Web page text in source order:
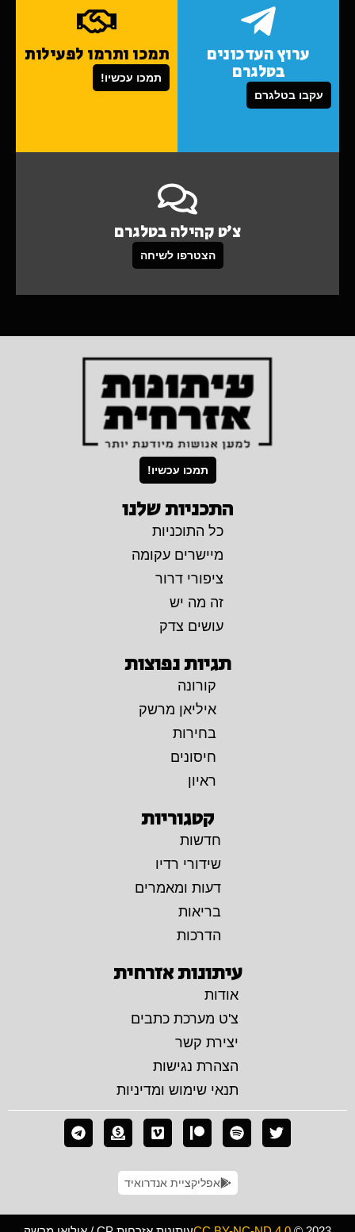
ערוץ העדכונים
בטלגרם
עקבו בטלגרם
תמכו ותרמו לפעילות
תמכו עכשיו!
צ'ט קהילה בטלגרם
הצטרפו לשיחה
תמכו עכשיו!
התכניות שלנו
כל התוכניות
מיישרים עקומה
ציפורי דרור
זה מה יש
עושים צדק
תגיות נפוצות
קורונה
איליאן מרשק
בחירות
חיסונים
ראיון
קטגוריות
חדשות
שידורי רדיו
דעות ומאמרים
בריאות
הדרכות
עיתונות אזרחית
אודות
צ'ט מערכת כתבים
יצירת קשר
הצהרת נגישות
תנאי שימוש ומדיניות
אפליקציית אנדרואיד